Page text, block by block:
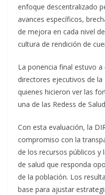
enfoque descentralizado
avances específicos,
de mejora en cada nivel
cultura de rendición de
La ponencia final estuvo
directores ejecutivos de la
quienes hicieron ver las
una de las Redess de
Con esta evaluación, la
compromiso con la
de los recursos públicos y
de salud que responda
de la población. Los
base para ajustar